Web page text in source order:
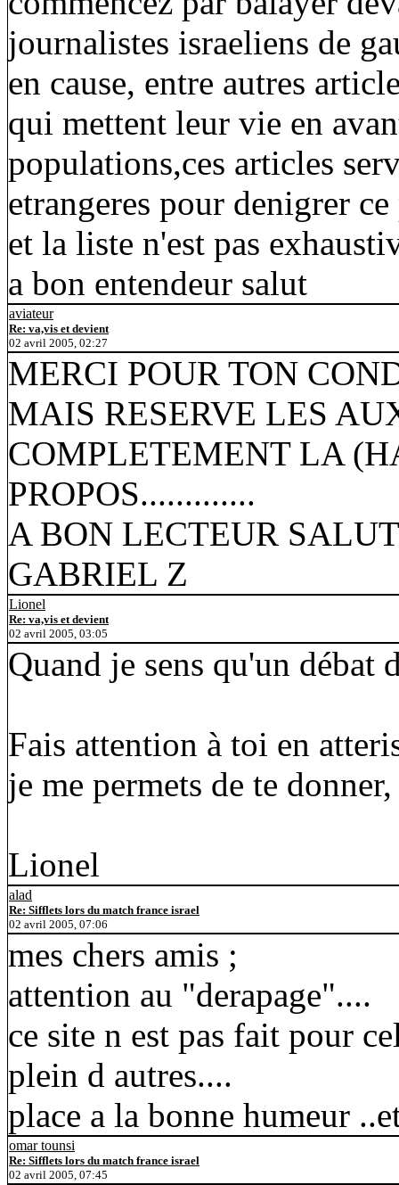
journalistes israeliens de
en cause, entre autres
qui mettent leur vie en
populations,ces articles
etrangeres pour denigrer ce
et la liste n'est pas
a bon entendeur salut
aviateur
Re: va,vis et devient
02 avril 2005, 02:27
MERCI POUR TON
MAIS RESERVE LES
COMPLETEMENT LA
PROPOS.............
A BON LECTEUR SALUT
GABRIEL Z
Lionel
Re: va,vis et devient
02 avril 2005, 03:05
Quand je sens qu'un débat
Fais attention à toi en
je me permets de te
Lionel
alad
Re: Sifflets lors du match france israel
02 avril 2005, 07:06
mes chers amis ;
attention au "derapage"....
ce site n est pas fait pour
plein d autres....
place a la bonne humeur
omar tounsi
Re: Sifflets lors du match france israel
02 avril 2005, 07:45